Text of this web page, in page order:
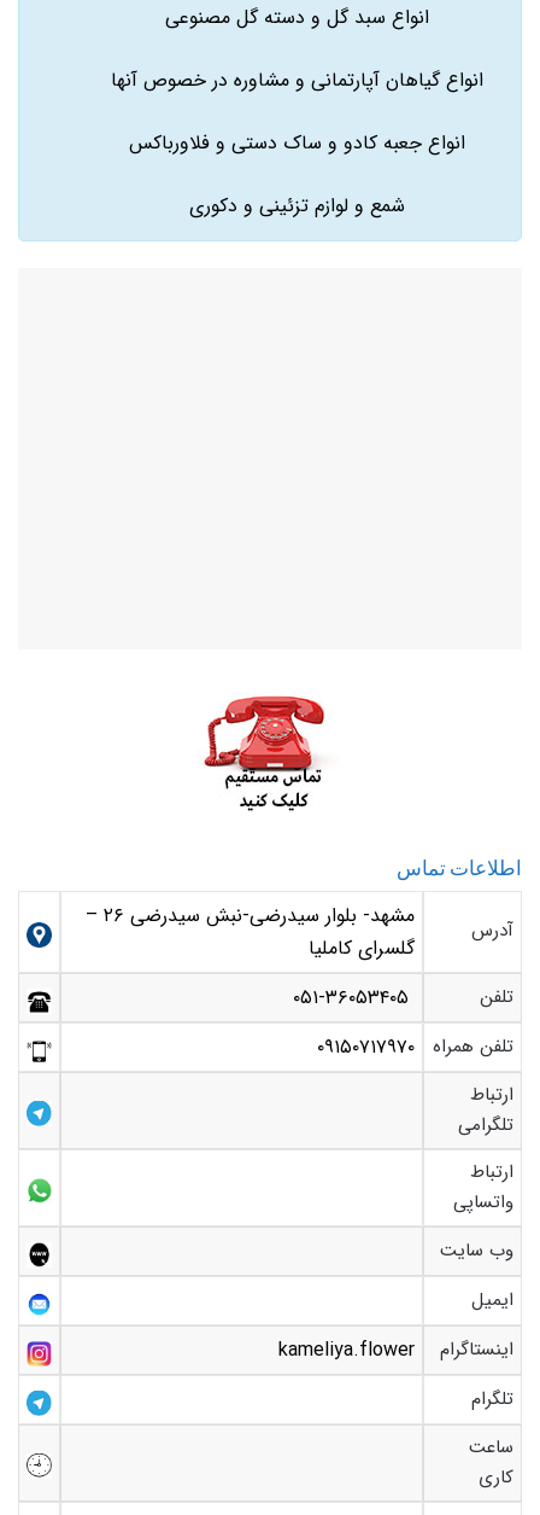
انواع سبد گل و دسته گل مصنوعی
انواع گیاهان آپارتمانی و مشاوره در خصوص آنها
انواع جعبه کادو و ساک دستی و فلاورباکس
شمع و لوازم تزئینی و دکوری
اطلاعات تماس
آدرس
مشهد- بلوار سیدرضی-نبش سیدرضی ۲۶ –
گلسرای کاملیا
تلفن
تلفن همراه ۰۹۱۵۰۷۱۷۹۷۰
ارتباط
تلگرامی
ارتباط
واتساپی
وب سایت
ایمیل
اینستاگرام
kameliya.flower
تلگرام
ساعت
کاری